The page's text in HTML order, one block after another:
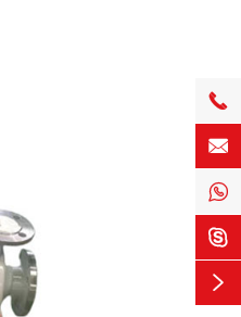




